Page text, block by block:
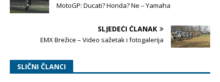
MotoGP: Ducati? Honda? Ne – Yamaha
SLJEDEĆI ČLANAK
EMX Brežice – Video sažetak i fotogalerija
SLIČNI ČLANCI